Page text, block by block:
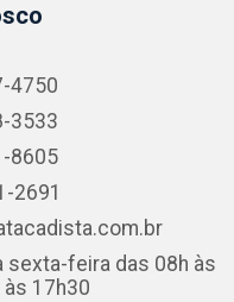
4750
3533
8605
2691
sexta-feira das 08h às
17h30